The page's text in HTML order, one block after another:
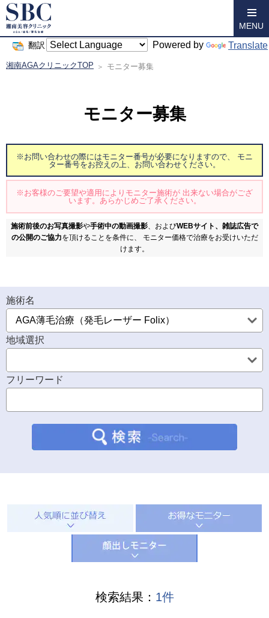
翻訳 Powered by Translate
MENU
湘南AGAクリニックTOP モニター募集
モニター募集
※お問い合わせの際にはモニター番号が必要になりますので、
モニ
ター番号をお控えの上、お問い合わせください。
※お客様のご要望や適用によりモニター施術が 出来ない場合がござ
います。あらかじめご了承ください。
施術前後のお写真撮影や手術中の動画撮影 、およびWEBサイト、雑誌広告で
の公開のご協力を頂けることを条件に、
モニター価格で治療をお受けいただ
けます。
施術名
地域選択
フリーワード
検索結果： 1件